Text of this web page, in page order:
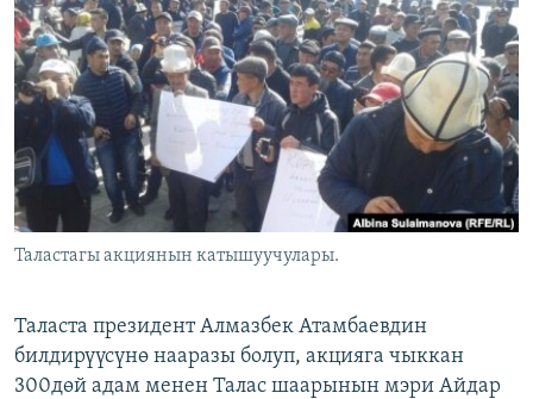
ДАНИСТЕ
ЭЖЕ-СИҢДИЛЕР
АЗАТТЫК+
ЫҢГАЙСЫЗ СУРООЛОР
ОНЛАЙН ШЕРИНЕ
ЭЕ/АРнун бардык сайттары
Таластагы акциянын катышуучулары.
Таласта президент Алмазбек Атамбаевдин
билдирүүсүнө нааразы болуп, акцияга чыккан
300дөй адам менен Талас шаарынын мэри Айдар